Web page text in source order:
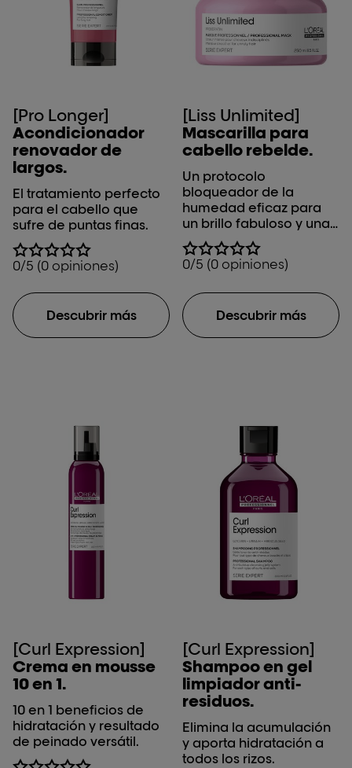
[Pro Longer]
Acondicionador
renovador de
largos.
El tratamiento perfecto
para el cabello que
sufre de puntas finas.
0/5 (0 opiniones)
Descubrir más
[Liss Unlimited]
Mascarilla para
cabello rebelde.
Un protocolo
bloqueador de la
humedad eficaz para
un brillo fabuloso y una
suavidad controlada.
0/5 (0 opiniones)
Descubrir más
[Curl Expression]
Crema en mousse
10 en 1.
10 en 1 beneficios de
hidratación y resultado
de peinado versátil.
[Curl Expression]
Shampoo en gel
limpiador anti-
residuos.
Elimina la acumulación
y aporta hidratación a
todos los rizos.